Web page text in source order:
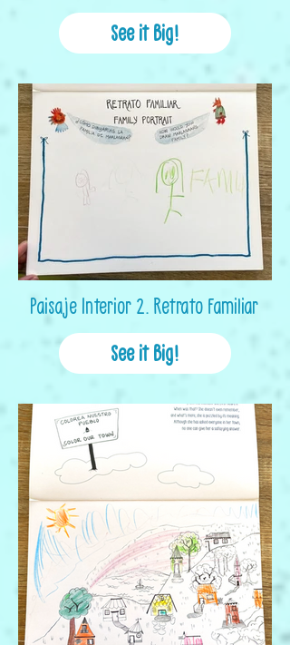
See it Big!
Paisaje Interior 2. Retrato Familiar
See it Big!